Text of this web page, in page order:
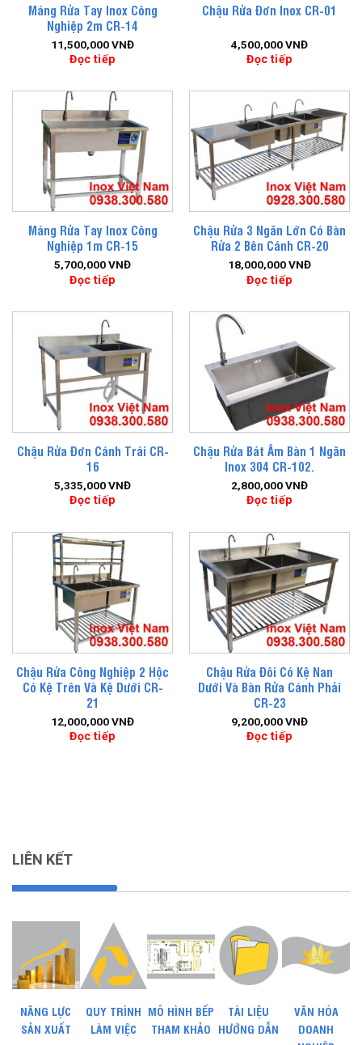
Máng Rửa Tay Inox Công
Nghiệp 2m CR-14
11,500,000VNĐ
Đọc tiếp
Chậu Rửa Đơn Inox CR-01
4,500,000VNĐ
Đọc tiếp
Máng Rửa Tay Inox Công
Nghiệp 1m CR-15
5,700,000VNĐ
Đọc tiếp
Chậu Rửa 3 Ngăn Lớn Có Bàn
Rửa 2 Bên Cánh CR-20
18,000,000VNĐ
Đọc tiếp
Chậu Rửa Đơn Cánh Trái CR-
16
5,335,000VNĐ
Đọc tiếp
Chậu Rửa Bát Âm Bàn 1 Ngăn
Inox 304 CR-102.
2,800,000VNĐ
Đọc tiếp
Chậu Rửa Công Nghiệp 2 Hộc
Có Kệ Trên Và Kệ Dưới CR-
21
12,000,000VNĐ
Đọc tiếp
Chậu Rửa Đôi Có Kệ Nan
Dưới Và Bàn Rửa Cánh Phải
CR-23
9,200,000VNĐ
Đọc tiếp
LIÊN KẾT
NĂNG LỰC
SẢN XUẤT
QUY TRÌNH
LÀM VIỆC
MÔ HÌNH BẾP
THAM KHẢO
TÀI LIỆU
HƯỚNG DẪN
VĂN HÓA
DOANH